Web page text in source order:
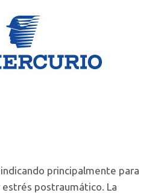
principalmente para
postraumático. La